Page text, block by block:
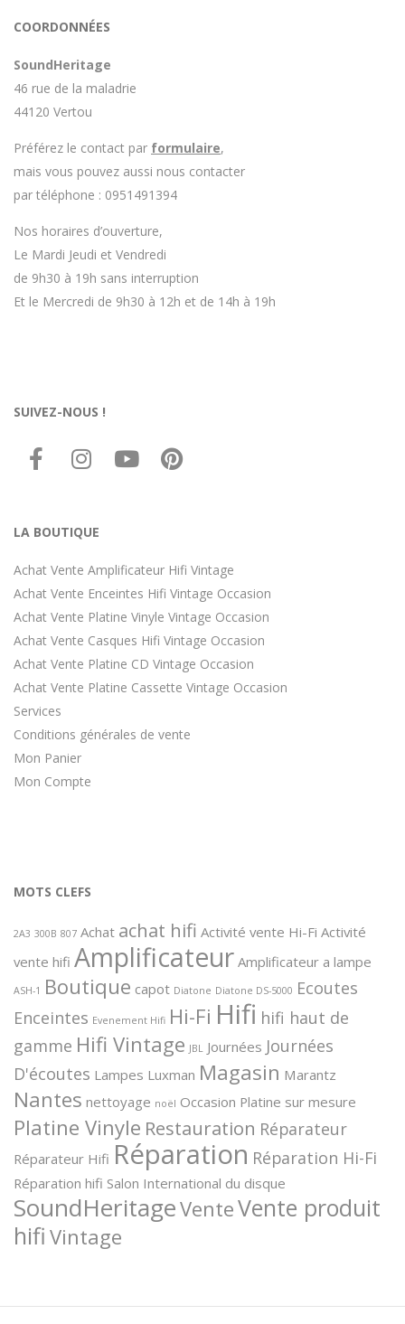
COORDONNÉES
SoundHeritage
46 rue de la maladrie
44120 Vertou
Préférez le contact par formulaire,
mais vous pouvez aussi nous contacter
par téléphone : 0951491394
Nos horaires d’ouverture,
Le Mardi Jeudi et Vendredi
de 9h30 à 19h sans interruption
Et le Mercredi de 9h30 à 12h et de 14h à 19h
SUIVEZ-NOUS !
LA BOUTIQUE
Achat Vente Amplificateur Hifi Vintage
Achat Vente Enceintes Hifi Vintage Occasion
Achat Vente Platine Vinyle Vintage Occasion
Achat Vente Casques Hifi Vintage Occasion
Achat Vente Platine CD Vintage Occasion
Achat Vente Platine Cassette Vintage Occasion
Services
Conditions générales de vente
Mon Panier
Mon Compte
MOTS CLEFS
2A3 300B 807 Achat achat hifi Activité vente Hi-Fi Activité
vente hifi Amplificateur Amplificateur a lampe
ASH-1 Boutique capot Diatone Diatone DS-5000 Ecoutes
Enceintes Evenement Hifi Hi-Fi Hifi hifi haut de
gamme Hifi Vintage JBL Journées Journées
D'écoutes Lampes Luxman Magasin Marantz
Nantes nettoyage noël Occasion Platine sur mesure
Platine Vinyle Restauration Réparateur
Réparateur Hifi Réparation Réparation Hi-Fi
Réparation hifi Salon International du disque
SoundHeritageVenteVente produit
hifi Vintage